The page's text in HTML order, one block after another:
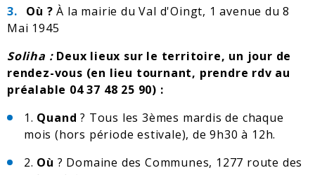
Où ? À la mairie du Val d'Oingt, 1 avenue du 8
Mai 1945
Soliha : Deux lieux sur le territoire, un jour de
rendez-vous (en lieu tournant, prendre rdv au
préalable 04 37 48 25 90) :
1. Quand? Tous les 3èmes mardis de chaque
mois (hors période estivale), de 9h30 à 12h.
2. Où ? Domaine des Communes, 1277 route des